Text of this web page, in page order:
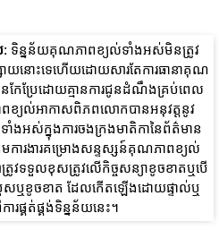
: ទិន្នន័យគុណភាពខ្យល់ទាំងអស់មិនត្រូវ
ាយនោះទេហើយដោយសារតែការធានាគុណ
នកែប្រែដោយគ្មានការជូនដំណឹងគ្រប់ពេល
ខ្យល់អាកាសពិភពលោកបានអនុវត្តនូវ
ងអស់ក្នុងការចងក្រងមាតិកានៃព័ត៌មាន
ារងារគម្រោងសន្ទស្សន៍គុណភាពខ្យល់
រូវទទួលខុសត្រូវលើកិច្ចសន្យាខូចខាតឬបើ
បួសឬខូចខាត ដែលកើតឡើងដោយផ្ទាល់ឬ
ផ្គត់ផ្គង់ទិន្នន័យនេះ។